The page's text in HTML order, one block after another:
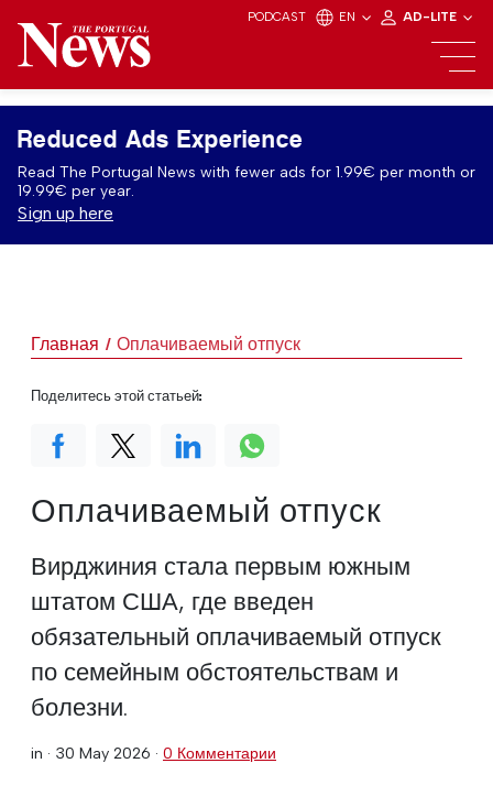
PODCAST EN AD-LITE
Reduced Ads Experience
Read The Portugal News with fewer ads for 1.99€ per month or
19.99€ per year.
Sign up here
Главная Оплачиваемый отпуск
Оплачиваемый отпуск
Вирджиния стала первым южным
штатом США, где введен
обязательный оплачиваемый отпуск
по семейным обстоятельствам и
болезни.
in · 30 May 2026 · 0 Комментарии
Поделитесь этой статьей: